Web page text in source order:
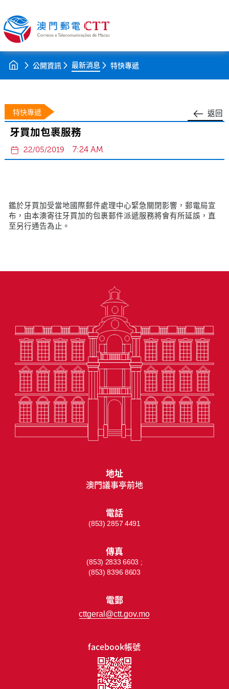
公開資訊 最新消息 特快專遞
返回
特快專遞
牙買加包裹服務
22/05/2019 7:24 AM
鑑於牙買加受當地國際郵件處理中心緊急關閉影響，郵電局宣
布，由本澳寄往牙買加的包裹郵件派遞服務將會有所延誤，直
至另行通告為止。
facebook帳號
地址
澳門議事亭前地
電話
(853) 2857 4491
傳真
(853) 2833 6603 ;
(853) 8396 8603
電郵
cttgeral@ctt.gov.mo